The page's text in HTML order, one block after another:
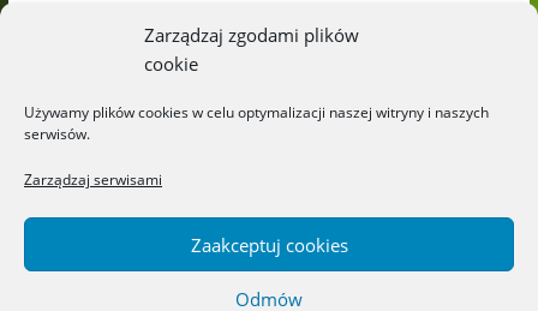
Zarządzaj zgodami plików
cookie
Używamy plików cookies w celu optymalizacji naszej witryny i naszych
serwisów.
Zarządzaj serwisami
Zaakceptuj cookies
Odmów